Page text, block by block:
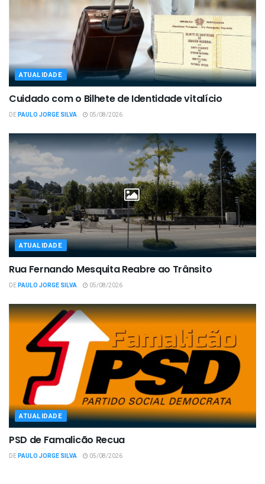
ATUALIDADE
Cuidado com o Bilhete de Identidade vitalício
DEPAULO JORGE SILVA 05/08/2026
ATUALIDADE
Rua Fernando Mesquita Reabre ao Trânsito
DEPAULO JORGE SILVA 05/08/2026
ATUALIDADE
PSD de Famalicão Recua
DEPAULO JORGE SILVA 05/08/2026